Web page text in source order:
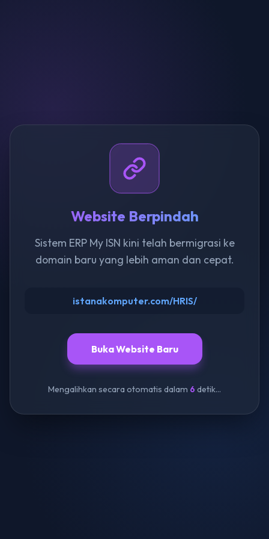
Website Berpindah
Sistem ERP My ISN kini telah bermigrasi ke
domain baru yang lebih aman dan cepat.
istanakomputer.com/HRIS/
Buka Website Baru
Mengalihkan secara otomatis dalam 6 detik...